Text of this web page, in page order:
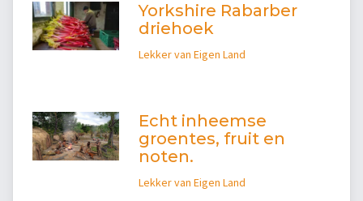
Yorkshire Rabarber
driehoek
Lekker van Eigen Land
Echt inheemse
groentes, fruit en
noten.
Lekker van Eigen Land